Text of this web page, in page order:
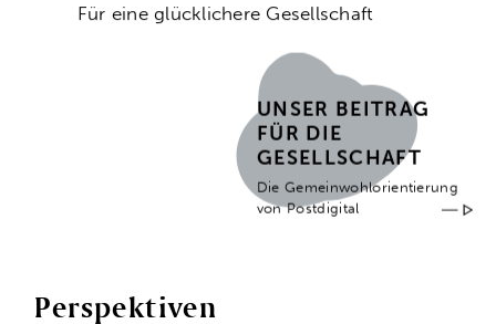
Für eine glücklichere Gesellschaft
UNSER BEITRAG
FÜR DIE
GESELLSCHAFT
Die Gemeinwohlorientierung
von Postdigital
Perspektiven